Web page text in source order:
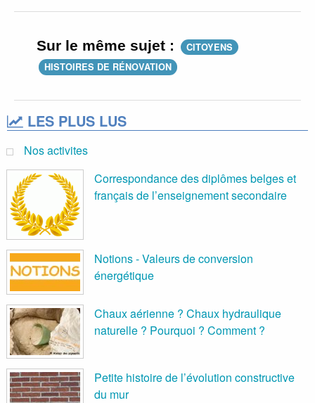
Sur le même sujet :
CITOYENS
HISTOIRES DE RÉNOVATION
LES PLUS LUS
Nos activites
Correspondance des diplômes belges et
français de l’enseignement secondaire
Notions - Valeurs de conversion
énergétique
Chaux aérienne ? Chaux hydraulique
naturelle ? Pourquoi ? Comment ?
Petite histoire de l’évolution constructive
du mur